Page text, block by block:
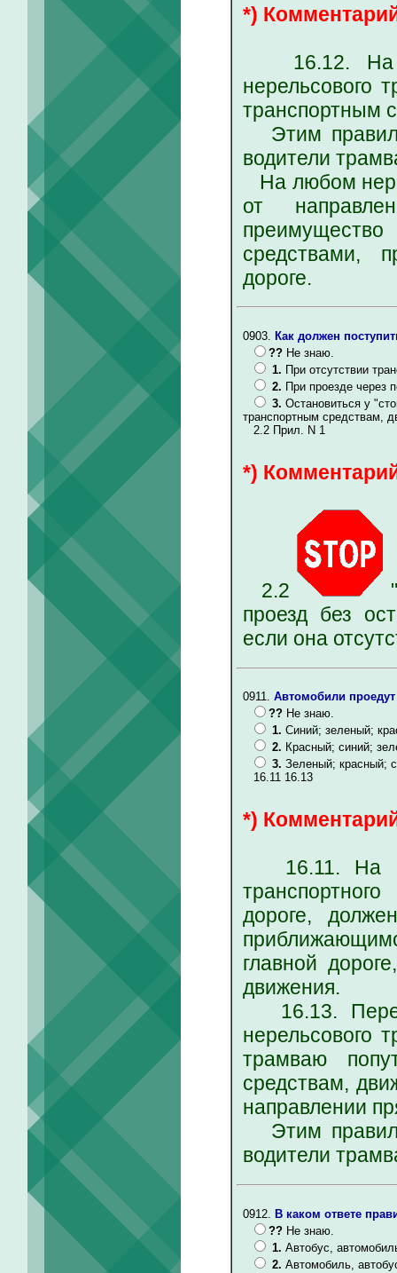
*)
16.12. На
нерельсового
транспортным
Этим
водители
На любом
от
средствами,
дороге.
0903.
Как должен
?? Не знаю.
1. При отсутствии
2. При проезде через
3. Остановиться у
транспортным средствам,
2.2 Прил. N 1
*)
2.2
проезд без
если она
0911. Автомобили
?? Не знаю.
1. Синий; зеленый;
2. Красный; синий;
3. Зеленый; красный;
16.11 16.13
*)
16.11. На
дороге,
главной
движения.
16.13. Перед
нерельсового
трамваю
средствам,
направлении
Этим
водители
0912. В каком ответе
?? Не знаю.
1. Автобус,
2. Автомобиль,